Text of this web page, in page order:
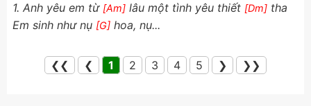
1. Anh yêu em từ [Am] lâu một tình yêu thiết [Dm] tha
Em sinh như nụ [G] hoa, nụ...
❮❮ ❮ 1 2 3 4 5 ❯ ❯❯